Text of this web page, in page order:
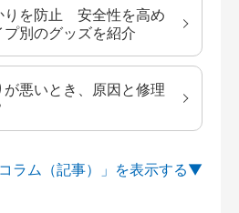
りを防止 安全性を高め
プ別のグッズを紹介
悪いとき、原因と修理
ラム（記事）」を